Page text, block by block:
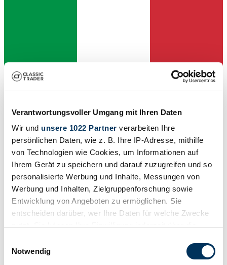
Verantwortungsvoller Umgang mit Ihren Daten
Wir und unsere 1022 Partner verarbeiten Ihre
persönlichen Daten, wie z. B. Ihre IP-Adresse, mithilfe
von Technologien wie Cookies, um Informationen auf
Ihrem Gerät zu speichern und darauf zuzugreifen und so
personalisierte Werbung und Inhalte, Messungen von
Werbung und Inhalten, Zielgruppenforschung sowie
Entwicklung von Angeboten zu ermöglichen. Sie
entscheiden darüber, wer Ihre Daten für welche Zwecke
Trigger Symbol ändern oder widerrufen
Notwendig
Venditore